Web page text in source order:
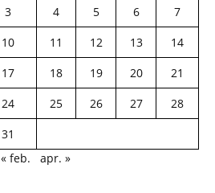
3 4 5 6
7
10 11 12 13
14
17 18 19 20
21
24 25 26 27
28
31
« feb.
apr. »